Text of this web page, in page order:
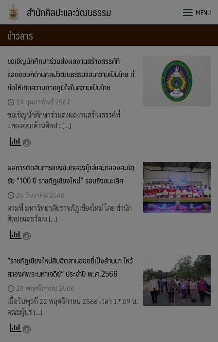
Skip
สำนักศิลปะและวัฒนธรรม MENU
ข่าวสาร
ขอเชิญนักศึกษาร่วมส่งผลงานสร้างสรรค์ที่
แสดงออกด้านศิลปวัฒนธรรมและความเป็นไทย ที่
ก่อให้เกิดความภาคภูมิใจในความเป็นไทย
19 กุมภาพันธ์ 2567
ขอเชิญนักศึกษาร่วมส่งผลงานสร้างสรรค์ที่
แสดงออกด้านศิลปว […]
ผลการตัดสินการแข่งขันกลองปู่เจ่และกลองสะบัด
ชัย “100 ปี ราชภัฏเชียงใหม่” รอบชิงชนะเลิศ
25 ธันวาคม 2566
ตามที่ มหาวิทยาลัยราชภัฎเชียงใหม่ โดย สำนัก
ศิลปะและวัฒน […]
“ราชภัฏเชียงใหม่สืบฮีตสานฮอยยี่เป็งล้านนา ไหว้
สาองค์พระมหาเจดีย์” ประจำปี พ.ศ.2566
28 พฤศจิกายน 2566
เมื่อวันพุธที่ 22 พฤศจิกายน 2566 เวลา 17.09 น.
คณะผู้บร […]